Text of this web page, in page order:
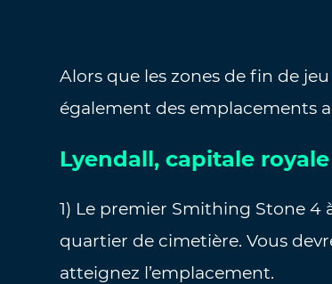
Alors que les zones de fin de
également des emplacements
Lyendall, capitale royale
1) Le premier Smithing Stone 4
quartier de cimetière. Vous
atteignez l’emplacement.